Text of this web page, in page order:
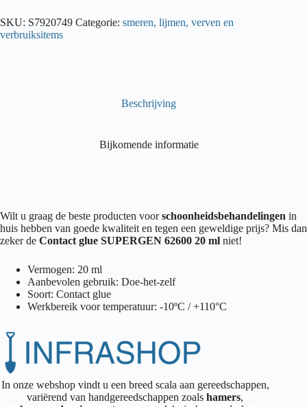
SKU: S7920749 Categorie: smeren, lijmen, verven en
verbruiksitems
Beschrijving
Bijkomende informatie
Wilt u graag de beste producten voorschoonheidsbehandelingen in
huis hebben van goede kwaliteit en tegen een geweldige prijs? Mis dan
zeker de Contact glue SUPERGEN 62600 20 ml niet!
Vermogen: 20 ml
Aanbevolen gebruik: Doe-het-zelf
Soort: Contact glue
Werkbereik voor temperatuur: -10ºC / +110°C
In onze webshop vindt u een breed scala aan gereedschappen,
variërend van handgereedschappen zoalshamers,